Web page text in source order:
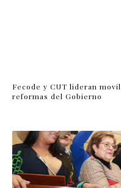
Fecode y CUT lideran
reformas del Gobierno